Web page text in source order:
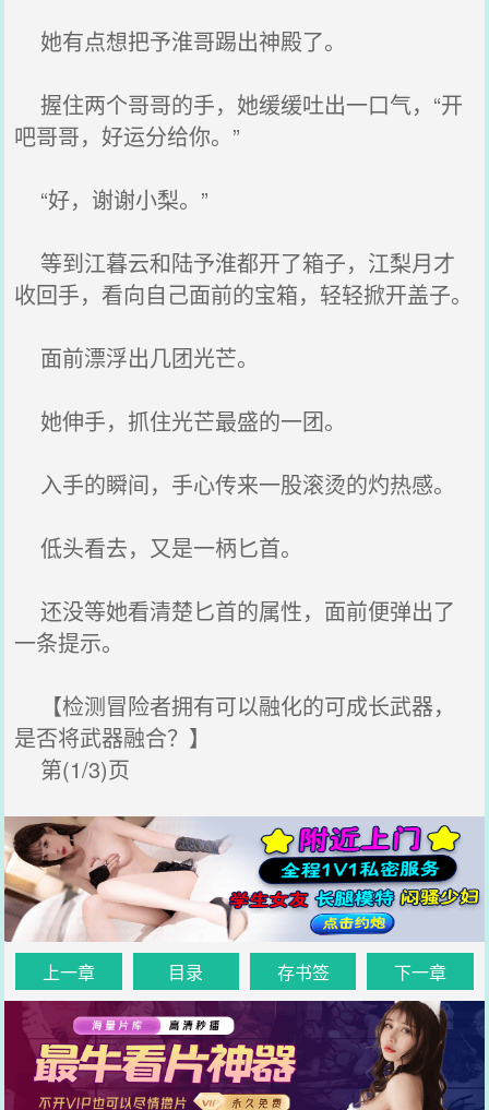
她有点想把予淮哥踢出神殿了。
握住两个哥哥的手，她缓缓吐出一口气，“开
吧哥哥，好运分给你。”
“好，谢谢小梨。”
等到江暮云和陆予淮都开了箱子，江梨月才
收回手，看向自己面前的宝箱，轻轻掀开盖子。
面前漂浮出几团光芒。
她伸手，抓住光芒最盛的一团。
入手的瞬间，手心传来一股滚烫的灼热感。
低头看去，又是一柄匕首。
还没等她看清楚匕首的属性，面前便弹出了
一条提示。
【检测冒险者拥有可以融化的可成长武器，
是否将武器融合？】
第(1/3)页
上一章 目录 存书签 下一章